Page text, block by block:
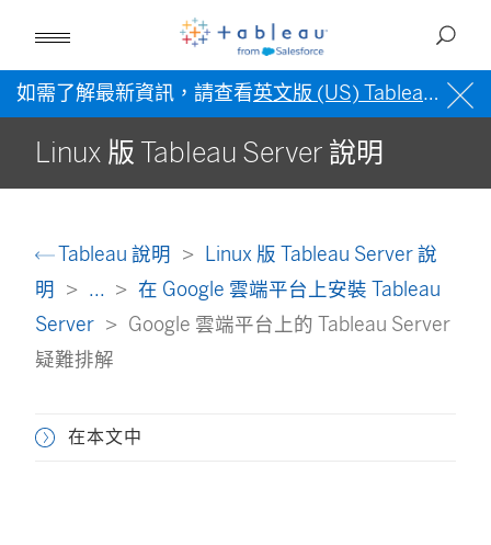
如需了解最新資訊，請查看英文版 (US) Tableau 說明
Linux 版 Tableau Server 說明
Tableau 說明
Linux 版 Tableau Server 說
明
...
在 Google 雲端平台上安裝 Tableau
Server
Google 雲端平台上的 Tableau Server
疑難排解
在本文中